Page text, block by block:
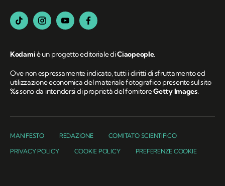
Kodami è un progetto editoriale di Ciaopeople
Ove non espressamente indicato, tutti i diritti di sfruttamento ed
utilizzazione economica del materiale fotografico presente sul sito
MANIFESTO REDAZIONE COMITATO SCIENTIFICO